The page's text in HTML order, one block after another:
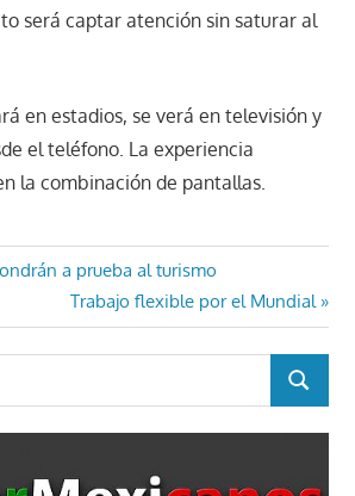
será captar atención sin saturar al
en estadios, se verá en televisión y
el teléfono. La experiencia
la combinación de pantallas.
a prueba al turismo
Entrada
siguiente:
Trabajo flexible por el Mundial
BUSCAR